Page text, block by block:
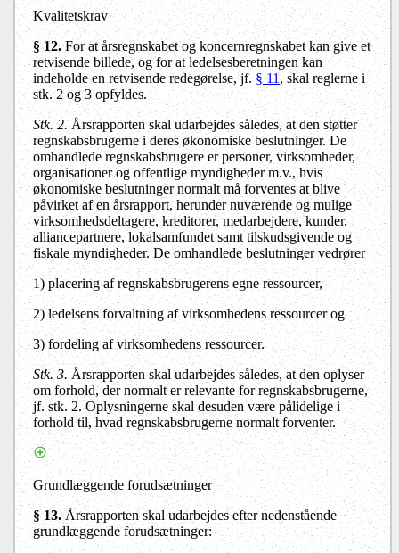
Kvalitetskrav
§ 12. For at årsregnskabet og koncernregnskabet kan give et
retvisende billede, og for at ledelsesberetningen kan
indeholde en retvisende redegørelse, jf. § 11, skal reglerne i
stk. 2 og 3 opfyldes.
Stk. 2. Årsrapporten skal udarbejdes således, at den støtter
regnskabsbrugerne i deres økonomiske beslutninger. De
omhandlede regnskabsbrugere er personer, virksomheder,
organisationer og offentlige myndigheder m.v., hvis
økonomiske beslutninger normalt må forventes at blive
påvirket af en årsrapport, herunder nuværende og mulige
virksomhedsdeltagere, kreditorer, medarbejdere, kunder,
alliancepartnere, lokalsamfundet samt tilskudsgivende og
fiskale myndigheder. De omhandlede beslutninger vedrører
1) placering af regnskabsbrugerens egne ressourcer,
2) ledelsens forvaltning af virksomhedens ressourcer og
3) fordeling af virksomhedens ressourcer.
Stk. 3. Årsrapporten skal udarbejdes således, at den oplyser
om forhold, der normalt er relevante for regnskabsbrugerne,
jf. stk. 2. Oplysningerne skal desuden være pålidelige i
forhold til, hvad regnskabsbrugerne normalt forventer.
Grundlæggende forudsætninger
§ 13. Årsrapporten skal udarbejdes efter nedenstående
grundlæggende forudsætninger: